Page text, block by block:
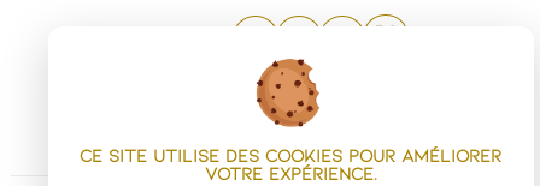
Ce site utilise des cookies pour améliorer
votre expérience.